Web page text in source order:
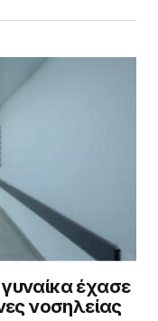
έχασε
νοσηλείας